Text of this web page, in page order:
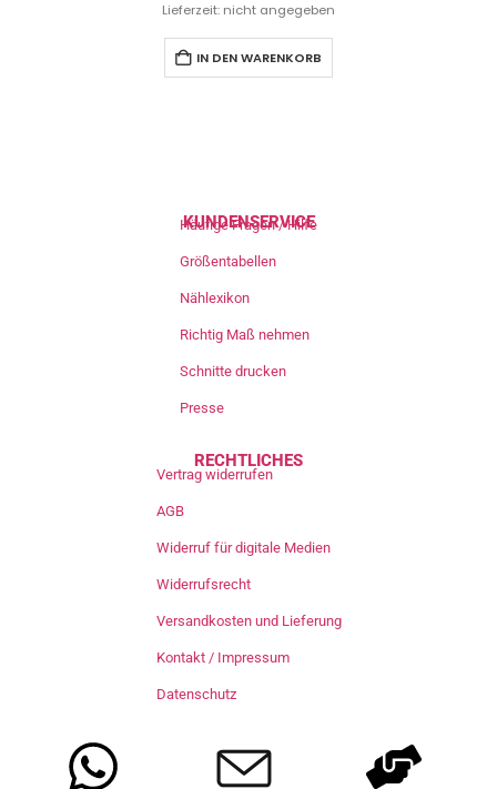
Lieferzeit: nicht angegeben
IN DEN WARENKORB
KUNDENSERVICE
Häufige Fragen / Hilfe
Größentabellen
Nählexikon
Richtig Maß nehmen
Schnitte drucken
Presse
RECHTLICHES
Vertrag widerrufen
AGB
Widerruf für digitale Medien
Widerrufsrecht
Versandkosten und Lieferung
Kontakt / Impressum
Datenschutz